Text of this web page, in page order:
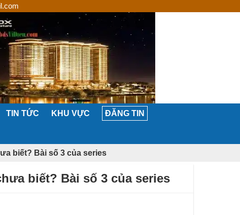
TIN TỨC KHU VỰC ĐĂNG TIN
biết? Bài số 3 của series
biết? Bài số 3 của series